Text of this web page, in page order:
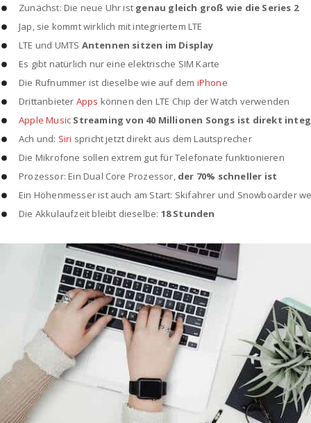
Zunächst: Die neue Uhr ist genau gleich groß wie die Series 2
Jap, sie kommt wirklich mit integriertem LTE
LTE und UMTS Antennen sitzen im Display
Es gibt natürlich nur eine elektrische SIM Karte
Die Rufnummer ist dieselbe wie auf dem iPhone
Drittanbieter Apps können den LTE Chip der Watch verwenden
Apple Music Streaming von 40 Millionen Songs ist direkt
Ach und: Siri spricht jetzt direkt aus dem Lautsprecher
Die Mikrofone sollen extrem gut für Telefonate funktionieren
Prozessor: Ein Dual Core Prozessor, der 70% schneller ist
Ein Höhenmesser ist auch am Start: Skifahrer und Snowboarder
Die Akkulaufzeit bleibt dieselbe: 18 Stunden